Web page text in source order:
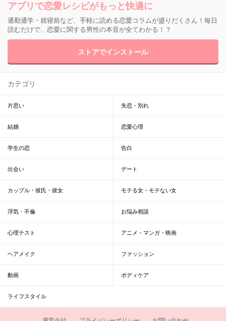
アプリで恋愛レシピがもっと快適に
通勤通学・就寝前など、手軽に読める恋愛コラムが盛りだくさん！毎日
読むだけで、恋愛に関する男性の本音が全てわかる！？
ストアでインストール
カテゴリ
片思い 失恋・別れ
結婚 恋愛心理
学生の恋 告白
出会い デート
カップル・彼氏・彼女 モテる女・モテない女
浮気・不倫 お悩み相談
心理テスト アニメ・マンガ・映画
ヘアメイク ファッション
動画 ボディケア
ライフスタイル